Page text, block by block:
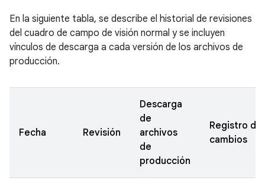
En la siguiente tabla, se describe el historial de revisiones
del cuadro de campo de visión normal y se incluyen
vínculos de descarga a cada versión de los archivos de
producción.
Fecha Revisión
Descarga
de
archivos
de
producción
Registro de
cambios